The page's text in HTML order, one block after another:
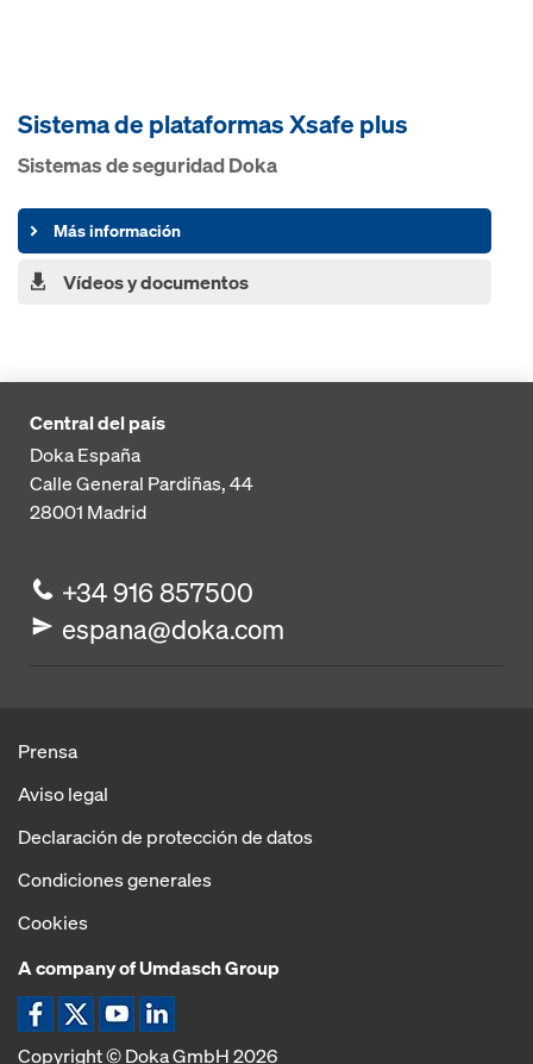
Sistema de plataformas Xsafe plus
Sistemas de seguridad Doka
Más información
Vídeos y documentos
Central del país
Doka España
Calle General Pardiñas, 44
28001 Madrid
+34 916 857500
espana@doka.com
Prensa
Aviso legal
Declaración de protección de datos
Condiciones generales
Cookies
A company of Umdasch Group
Icon Facebook
Icon Twitter
Icon YouTube
YouTube LinkedIn
Copyright © Doka GmbH 2026